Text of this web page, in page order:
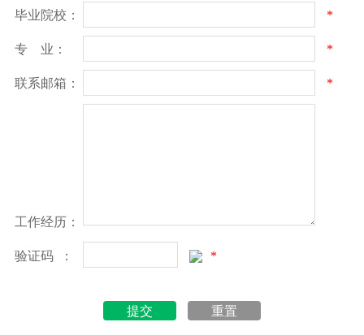
毕业院校： *
专 业： *
联系邮箱： *
工作经历：
验证码 ： *
提交 重置